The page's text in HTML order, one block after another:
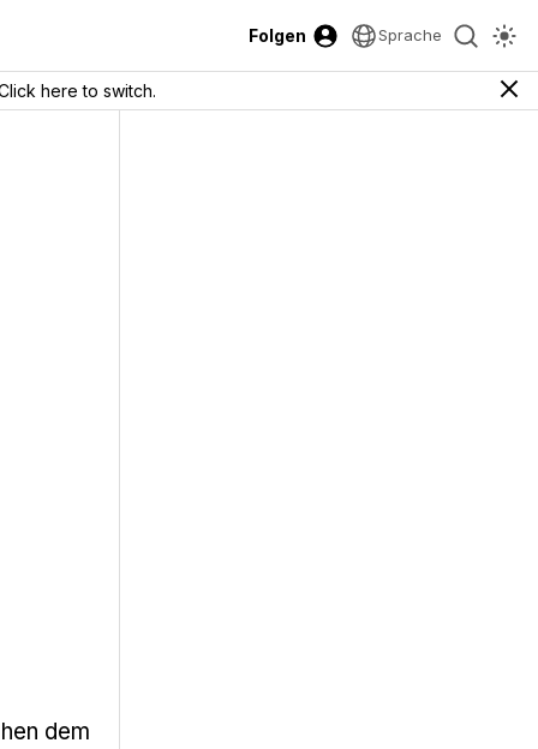
Folgen Sprache
here to switch.
dem